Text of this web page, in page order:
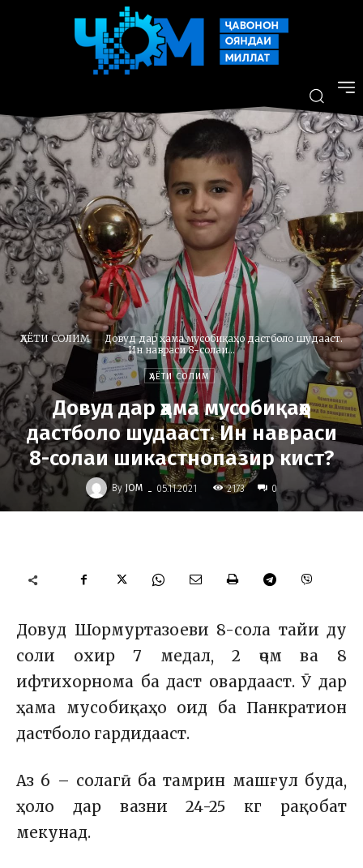
ҲАЁТИ СОЛИМ
Довуд дар ҳама мусобиқаҳо дастболо шудааст.
Ин навраси 8-солаи...
ҲАЁТИ СОЛИМ
Довуд дар ҳама мусобиқаҳо
дастболо шудааст. Ин навраси
8-солаи шикастнопазир кист?
By JOM - 05.11.2021 2173 0
Довуд Шормуртазоеви 8-сола тайи ду
соли охир 7 медал, 2 ҷом ва 8
ифтихорнома ба даст овардааст. Ӯ дар
ҳама мусобиқаҳо оид ба Панкратион
дастболо гардидааст.
Аз 6 – солагӣ ба тамрин машғул буда,
ҳоло дар вазни 24-25 кг рақобат
мекунад.